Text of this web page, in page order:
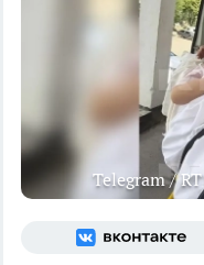
Telegram /